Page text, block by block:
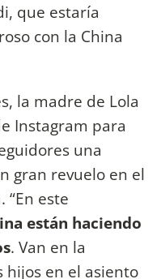
que estaría
con la China
la madre de Lola
Instagram para
una
gran revuelo en el
este
están haciendo
. Van en la
hijos en el asiento